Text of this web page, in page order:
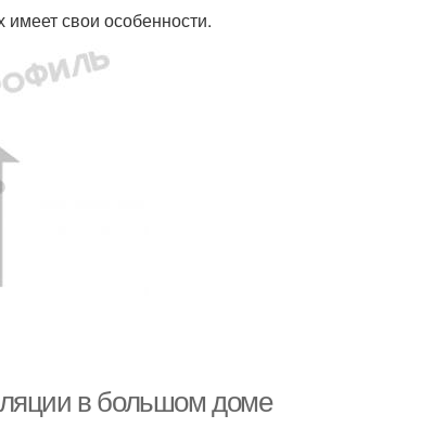
свои особенности.
в большом доме